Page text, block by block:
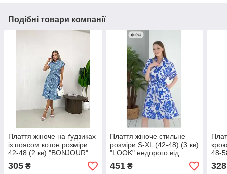
Подібні товари компанії
Плаття жіноче на ґудзиках
із поясом котон розміри
42-48 (2 кв) "BONJOUR"
недорого від прямого
постачальника
305 ₴
Плаття жіноче стильне
розміри S-XL (42-48) (3 кв)
"LOOK" недорого від
прямого постачальника
451₴
48-
328